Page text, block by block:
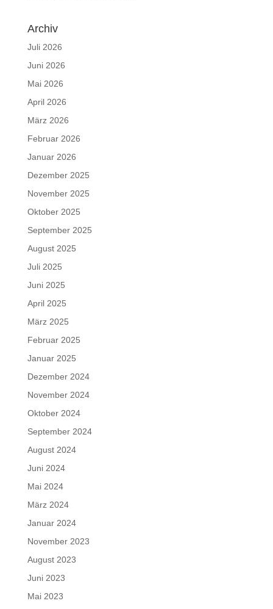
Archiv
Juli 2026
Juni 2026
Mai 2026
April 2026
März 2026
Februar 2026
Januar 2026
Dezember 2025
November 2025
Oktober 2025
September 2025
August 2025
Juli 2025
Juni 2025
April 2025
März 2025
Februar 2025
Januar 2025
Dezember 2024
November 2024
Oktober 2024
September 2024
August 2024
Juni 2024
Mai 2024
März 2024
Januar 2024
November 2023
August 2023
Juni 2023
Mai 2023